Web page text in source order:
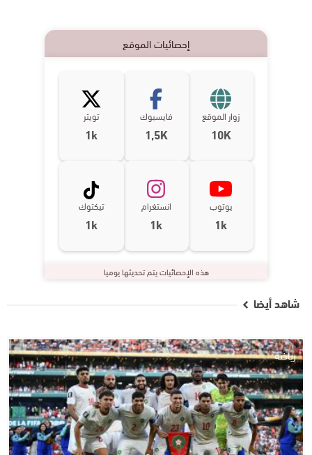
إحصائيات الموقع
زوار الموقع
10K
فايسبوك
1,5K
تويتر
1k
يوتوب
1k
انستغرام
1k
تيكتوك
1k
هذه الإحصائيات يتم تحديثها يوميا
شاهد أيضا
رياضة